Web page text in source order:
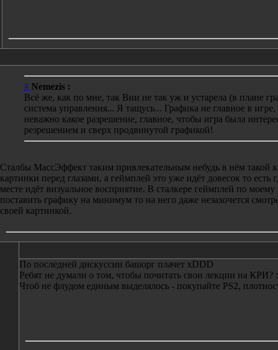
# Nemezis :
Всё же, как по мне, так Вии не так уж и устарела (в плане
система управления... Я тащусь... Графика не главное в
неважно какое разрешение, главное, чтобы игра была
резрешением и сверх продвинутой графикой!
Сталбы МассЭффект таким привлекательным небудь в нём такой
картинки перед глазами, а геймплей это уже идёт довесок то есть
месте идёт визуальное восприятие. В сталкере геймплей по
поставить графику на минимум то на него даже незахочется
своей картинкой.
По последней дискуссии башорг плачет xDDD
Ребят не думали о том, чтобы почитать свои лекции на
Чтоб не флудом единым выделялось - покупайте PS2,